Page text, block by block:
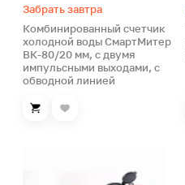
Забрать завтра
Комбинированный счетчик
холодной воды СмартМитер
ВК-80/20 мм, с двумя
импульсными выходами, с
обводной линией